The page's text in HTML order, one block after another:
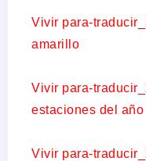
Vivir para-
amarillo
Vivir para-
estaciones del año
Vivir para-